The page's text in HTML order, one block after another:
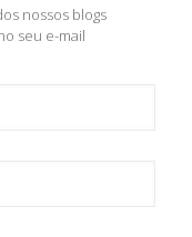
nossos blogs
seu e-mail